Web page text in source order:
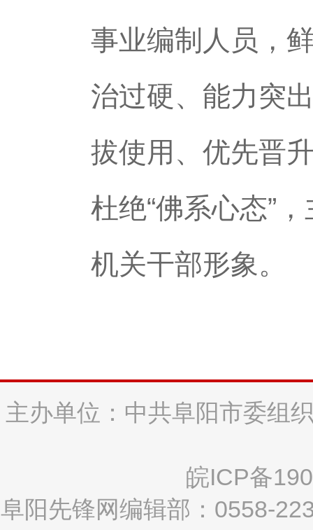
事业编制人员，
治过硬、能力突
拔使用、优先晋
杜绝“佛系心态”
机关干部形象。
主办单位：中共阜阳市委组
皖ICP备
阜阳先锋网编辑部：0558-